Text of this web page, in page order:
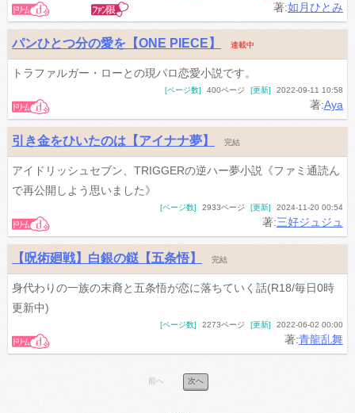
著:如月ひとみ
パンひとつ分の愛を【ONE PIECE】 連載中
トラファルガー・ローとの現パロ恋愛小説です。
著:Aya
[ページ数] 400ページ [更新] 2022-09-11 10:58
引き金をひいたのは【アイナナ夢】 完結
アイドリッシュセブン、TRIGGERの逆ハー夢小説《ファミ通読ん
で再公開しよう思いました》
著:三好ジュジュ
[ページ数] 2933ページ [更新] 2024-11-20 00:54
【呪術廻戦】白銀の鎹【五条悟】 完結
身代わりの一族の末裔と五条悟が恋に落ちていく話(R18/毎日0時
更新中)
著:青龍乱舞
[ページ数] 2273ページ [更新] 2022-06-02 00:00
前へ 次へ